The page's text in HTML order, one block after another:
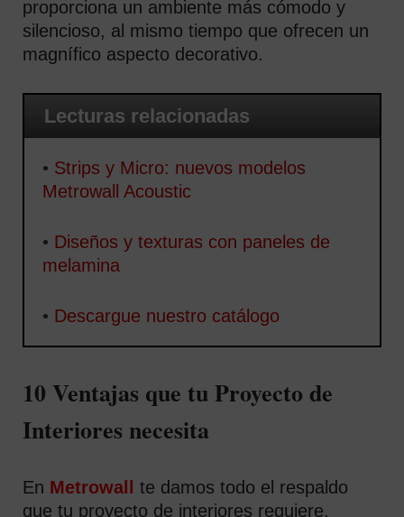
proporciona un ambiente más cómodo y
silencioso, al mismo tiempo que ofrecen un
magnífico aspecto decorativo.
Lecturas relacionadas
• Strips y Micro: nuevos modelos
Metrowall Acoustic
• Diseños y texturas con paneles de
melamina
• Descargue nuestro catálogo
10 Ventajas que tu Proyecto de
Interiores necesita
En Metrowall
te damos todo el respaldo
que tu proyecto de interiores requiere.